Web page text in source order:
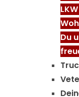
Du